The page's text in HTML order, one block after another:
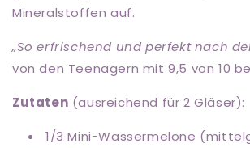
Mineralstoffen auf.
„So erfrischend und perfekt nach
von den Teenagern mit 9,5 von 10
Zutaten (ausreichend für 2 Gläser):
1/3 Mini-Wassermelone